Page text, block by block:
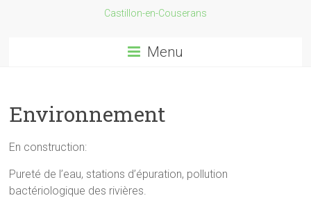
Castillon-en-Couserans
Menu
Environnement
En construction:
Pureté de l’eau, stations d’épuration, pollution
bactériologique des rivières.